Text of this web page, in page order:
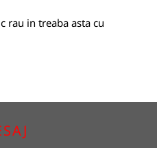
rau in treaba asta cu